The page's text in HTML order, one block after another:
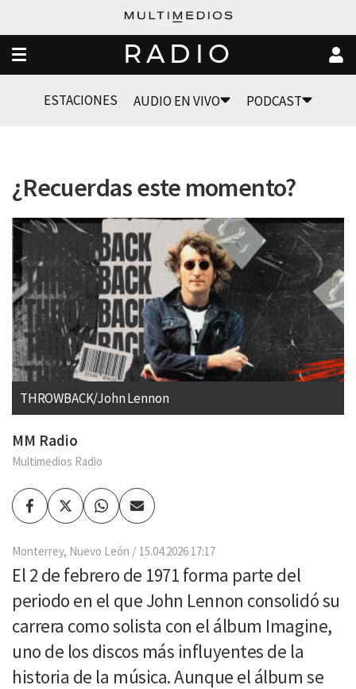
RADIO
ESTACIONES AUDIO EN VIVO PODCAST
¿Recuerdas este momento?
THROWBACK/John Lennon
MM Radio
Multimedios Radio
FacebookTwitterWhatsapp
Enviar
por
Monterrey, Nuevo León 15.04.2026 17:17
El 2 de febrero de 1971 forma parte del
periodo en el que John Lennon consolidó su
carrera como solista con el álbum Imagine,
uno de los discos más influyentes de la
historia de la música. Aunque el álbum se